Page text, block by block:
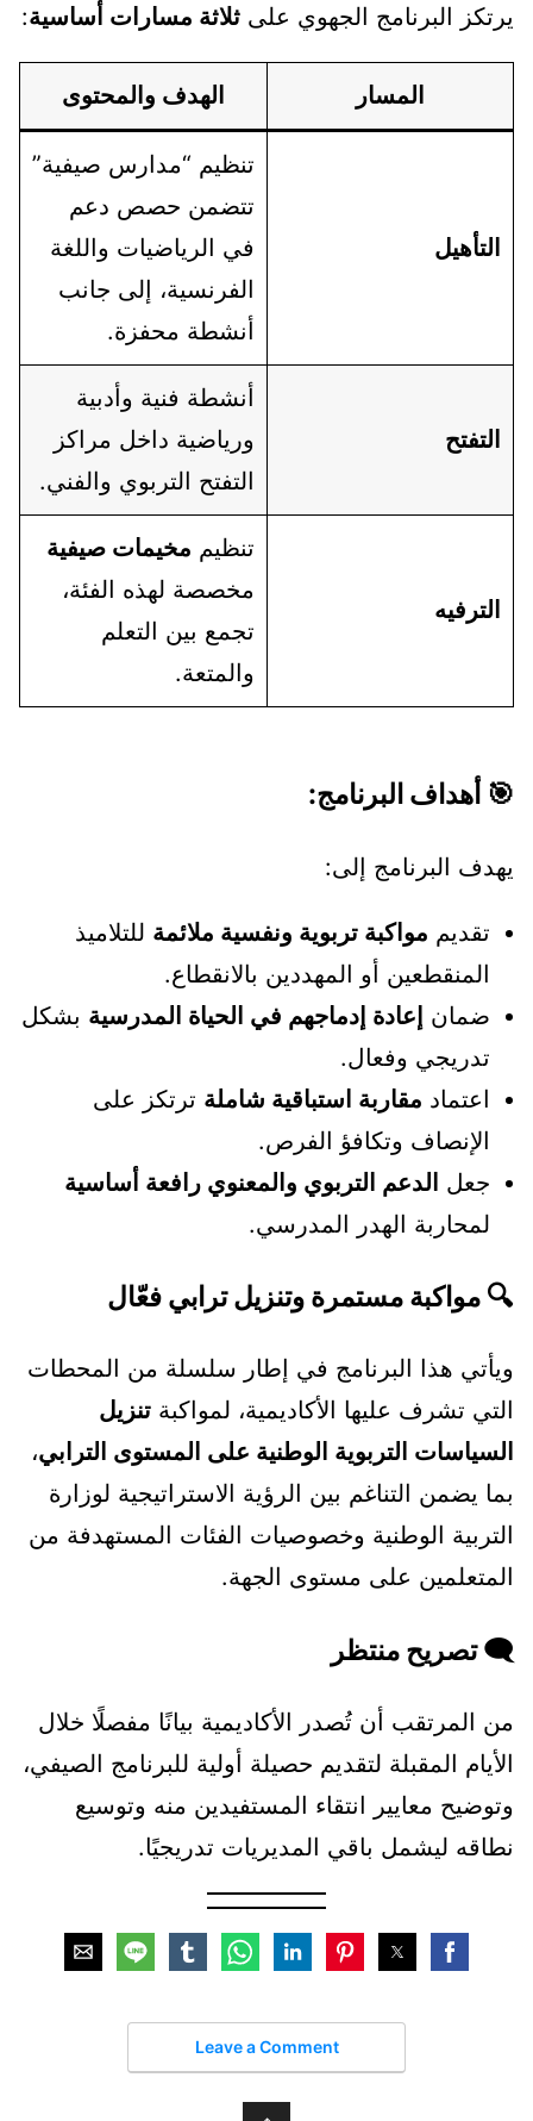
يرتكز البرنامج الجهوي على ثلاثة مسارات أساسية:
المسار الهدف والمحتوى
التأهيل
تنظيم “مدارس صيفية”
تتضمن حصص دعم
في الرياضيات واللغة
الفرنسية، إلى جانب
أنشطة محفزة.
التفتح
أنشطة فنية وأدبية
ورياضية داخل مراكز
التفتح التربوي والفني.
الترفيه
تنظيم مخيمات صيفية
مخصصة لهذه الفئة،
تجمع بين التعلم
والمتعة.
🎯 أهداف البرنامج:
يهدف البرنامج إلى:
تقديم مواكبة تربوية ونفسية ملائمة للتلاميذ
المنقطعين أو المهددين بالانقطاع.
ضمان إعادة إدماجهم في الحياة المدرسية بشكل
تدريجي وفعال.
اعتماد مقاربة استباقية شاملة ترتكز على
الإنصاف وتكافؤ الفرص.
جعل الدعم التربوي والمعنوي رافعة أساسية
لمحاربة الهدر المدرسي.
🔍 مواكبة مستمرة وتنزيل ترابي فعّال
ويأتي هذا البرنامج في إطار سلسلة من المحطات
التي تشرف عليها الأكاديمية، لمواكبة تنزيل
السياسات التربوية الوطنية على المستوى الترابي،
بما يضمن التناغم بين الرؤية الاستراتيجية لوزارة
التربية الوطنية وخصوصيات الفئات المستهدفة من
المتعلمين على مستوى الجهة.
🗨️ تصريح منتظر
من المرتقب أن تُصدر الأكاديمية بيانًا مفصلًا خلال
الأيام المقبلة لتقديم حصيلة أولية للبرنامج الصيفي،
وتوضيح معايير انتقاء المستفيدين منه وتوسيع
نطاقه ليشمل باقي المديريات تدريجيًا.
Leave a Comment